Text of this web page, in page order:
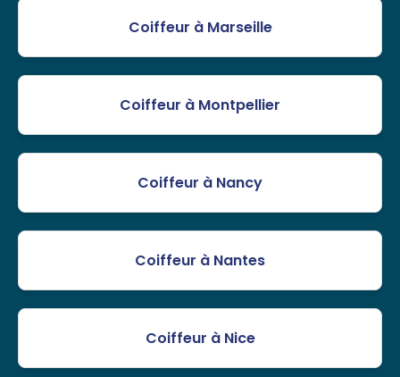
Coiffeur à Marseille
Coiffeur à Montpellier
Coiffeur à Nancy
Coiffeur à Nantes
Coiffeur à Nice